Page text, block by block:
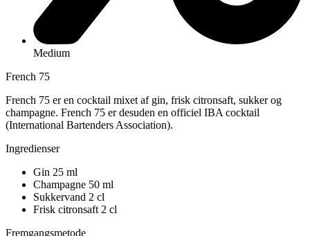
Medium
French 75
French 75 er en cocktail mixet af gin, frisk citronsaft, sukker og
champagne. French 75 er desuden en officiel IBA cocktail
(International Bartenders Association).
Ingredienser
Gin 25 ml
Champagne 50 ml
Sukkervand 2 cl
Frisk citronsaft 2 cl
Fremgangsmetode